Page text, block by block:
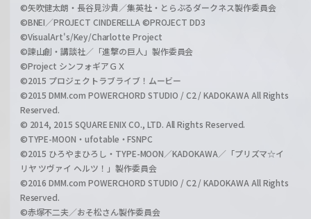
©矢吹健太朗・長谷見沙貴／集英社・とらぶるダークネス製作委員会
©BNEI／PROJECT CINDERELLA ©PROJECT DD3
©VisualArt's/Key/Charlotte Project
©諫山創・講談社／「進撃の巨人」製作委員会
©Project シンフォギアＧＸ
©2015 プロジェクトラブライブ！ムービー
©2015 DMM.com POWERCHORD STUDIO / C2 / KADOKAWA All Rights
Reserved.
© 2014, 2015 SQUARE ENIX CO., LTD. All Rights Reserved.
©TYPE-MOON・ufotable・FSNPC
©2015 ひろやまひろし・TYPE-MOON／KADOKAWA／「プリズマ☆イ
リヤ ツヴァイ ヘルツ！」製作委員会
©2016 DMM.com POWERCHORD STUDIO / C2 / KADOKAWA All Rights
Reserved.
©赤塚不二夫／おそ松さん製作委員会